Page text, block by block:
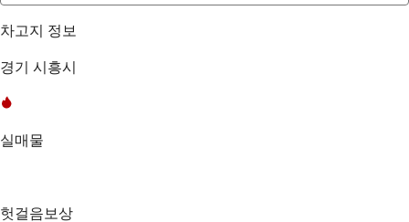
차고지 정보
경기 시흥시
실매물
헛걸음보상